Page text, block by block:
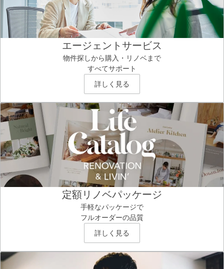
エージェントサービス
物件探しから購入・リノベまで
すべてサポート
詳しく見る
定額リノベパッケージ
手軽なパッケージで
フルオーダーの品質
詳しく見る